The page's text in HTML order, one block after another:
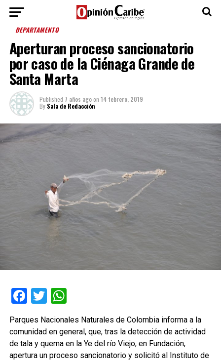
DEPARTAMENTO
Aperturan proceso sancionatorio
por caso de la Ciénaga Grande de
Santa Marta
Published 7 años agoon 14 febrero, 2019
By Sala de Redacción
Facebook
Twitter
Parques Nacionales Naturales de Colombia informa a la
comunidad en general, que, tras la detección de actividad
de tala y quema en la Ye del río Viejo, en Fundación,
apertura un proceso sancionatorio y solicitó al Instituto de